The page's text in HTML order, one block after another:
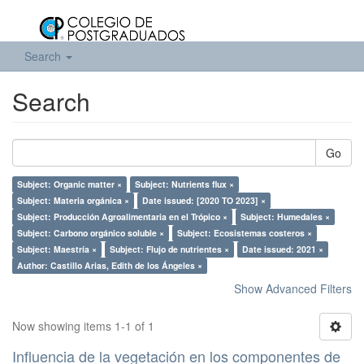
Search
Search
Go
Subject: Organic matter ×
Subject: Nutrients flux ×
Subject: Materia orgánica ×
Date issued: [2020 TO 2023] ×
Subject: Producción Agroalimentaria en el Trópico ×
Subject: Humedales ×
Subject: Carbono orgánico soluble ×
Subject: Ecosistemas costeros ×
Subject: Maestría ×
Subject: Flujo de nutrientes ×
Date issued: 2021 ×
Author: Castillo Arias, Edith de los Ángeles ×
Show Advanced Filters
Now showing items 1-1 of 1
Influencia de la vegetación en los componentes de